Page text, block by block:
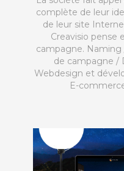
complète de leur
de leur site
Creavisio pense
campagne.
de campagne /
Webdesign et
E-